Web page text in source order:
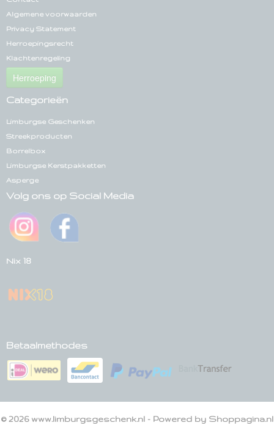
Algemene voorwaarden
Privacy Statement
Herroepingsrecht
Klachtenregeling
Herroeping
Categorieën
Limburgse Geschenken
Streekproducten
Borrelbox
Limburgse Kerstpakketten
Asperge
Volg ons op Social Media
Nix 18
Betaalmethodes
© 2026 www.limburgsgeschenk.nl - Powered by Shoppagina.nl